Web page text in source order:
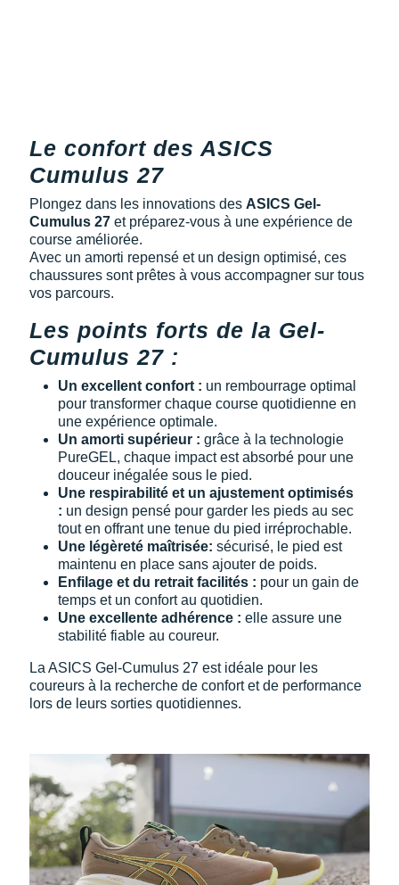
Le confort des ASICS
Cumulus 27
Plongez dans les innovations des ASICS Gel-
Cumulus 27 et préparez-vous à une expérience de
course améliorée.
Avec un amorti repensé et un design optimisé, ces
chaussures sont prêtes à vous accompagner sur tous
vos parcours.
Les points forts de la Gel-
Cumulus 27 :
Un excellent confort : un rembourrage optimal
pour transformer chaque course quotidienne en
une expérience optimale.
Un amorti supérieur : grâce à la technologie
PureGEL, chaque impact est absorbé pour une
douceur inégalée sous le pied.
Une respirabilité et un ajustement optimisés
: un design pensé pour garder les pieds au sec
tout en offrant une tenue du pied irréprochable.
Une légèreté maîtrisée: sécurisé, le pied est
maintenu en place sans ajouter de poids.
Enfilage et du retrait facilités : pour un gain de
temps et un confort au quotidien.
Une excellente adhérence : elle assure une
stabilité fiable au coureur.
La ASICS Gel-Cumulus 27 est idéale pour les
coureurs à la recherche de confort et de performance
lors de leurs sorties quotidiennes.
+ Voir toutes les marques
+ Voir toutes les marques
+ Voir toutes les marques
+ Voir tous les vêtements femme
+ Voir toutes les marques
Lacets / guêtres / semelles / pointes
athlétisme
Orientation
Sac de couchage
Sécurité
Tours de cou
PAR MARQUES
+ Voir toutes les marques
DÉSTOCKAGE
+ Voir tous lesaccessoires
Inov-8
La Sportiva
Maurten
Merrell
Millet
Mizuno
Naak
New Balance
Nike
NNormal
On-Running
Orca
OVERSTIMS
Petzl
Raidlight
Reebok
Salomon